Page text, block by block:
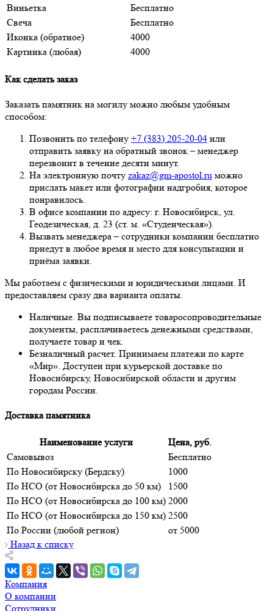
Виньетка
Бесплатно
Свеча
Бесплатно
Иконка (обратное)
4000
Картинка (любая)
4000
Как сделать заказ
Заказать памятник на могилу можно любым удобным
способом:
Позвонить по телефону +7 (383) 205-20-04 или
отправить заявку на обратный звонок – менеджер
перезвонит в течение десяти минут.
На электронную почту zakaz@gm-apostol.ru можно
прислать макет или фотографии надгробия, которое
понравилось.
В офисе компании по адресу: г. Новосибирск, ул.
Геодезическая, д. 23 (ст. м. «Студенческая»).
Вызвать менеджера – сотрудники компании бесплатно
приедут в любое время и место для консультации и
приёма заявки.
Мы работаем с физическими и юридическими лицами. И
предоставляем сразу два варианта оплаты.
Наличные. Вы подписываете товаросопроводительные
документы, расплачиваетесь денежными средствами,
получаете товар и чек.
Безналичный расчет. Принимаем платежи по карте
«Мир». Доступен при курьерской доставке по
Новосибирску, Новосибирской области и другим
городам России.
Доставка памятника
Наименование услуги
Цена, руб.
Самовывоз
Бесплатно
По Новосибирску (Бердску)
1000
По НСО (от Новосибирска до 50 км)
1500
По НСО (от Новосибирска до 100 км) 2000
По НСО (от Новосибирска до 150 км) 2500
По России (любой регион)
от 5000
Назад к списку
Компания
О компании
Сотрудники